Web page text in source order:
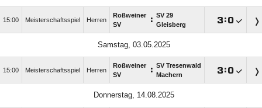
15:00 Meisterschaftsspiel Herren
Roßweiner
SV
: SV 29
Gleisberg
:
Samstag, 03.05.2025
15:00 Meisterschaftsspiel Herren
Roßweiner
SV
: SV Tresenwald
Machern
:
Donnerstag, 14.08.2025